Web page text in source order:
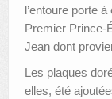
l’entoure porte
Premier Prince-
Jean dont
Les plaques
elles, été